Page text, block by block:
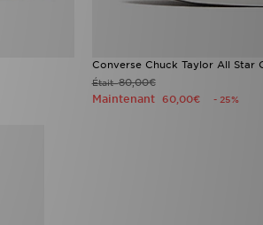
Converse Chuck Taylor All Star
Était80,00€
Maintenant 60,00€ - 25%